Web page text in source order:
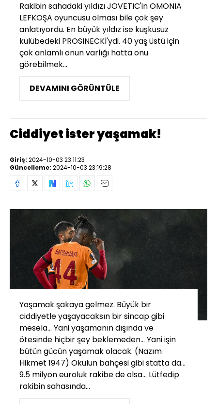
Rakibin sahadaki yıldızı JOVETIC'in OMONIA
LEFKOŞA oyuncusu olması bile çok şey
anlatıyordu. En büyük yıldız ise kuşkusuz
kulübedeki PROSINECKİ'ydi. 40 yaş üstü için
çok anlamlı onun varlığı hatta onu
görebilmek...
DEVAMINI GÖRÜNTÜLE
Ciddiyet ister yaşamak!
Giriş: 2024-10-03 23:11:23
Güncelleme: 2024-10-03 23:19:28
Yaşamak şakaya gelmez. Büyük bir
ciddiyetle yaşayacaksın bir sincap gibi
mesela... Yani yaşamanın dışında ve
ötesinde hiçbir şey beklemeden... Yani işin
bütün gücün yaşamak olacak. (Nazım
Hikmet 1947) Okulun bahçesi gibi statta da...
9.5 milyon euroluk rakibe de olsa... Lütfedip
rakibin sahasında...